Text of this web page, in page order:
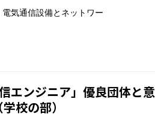
気通信設備とネットワー
エンジニア」優良団体と意
校の部）